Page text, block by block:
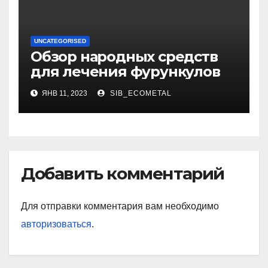
UNCATEGORISED
Обзор народных средств
для лечения фурункулов
ЯНВ 11, 2023 SIB_ECOMETAL
Добавить комментарий
Для отправки комментария вам необходимо
авторизоваться.